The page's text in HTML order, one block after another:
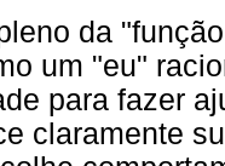
da
um "eu"
para fazer
claramente